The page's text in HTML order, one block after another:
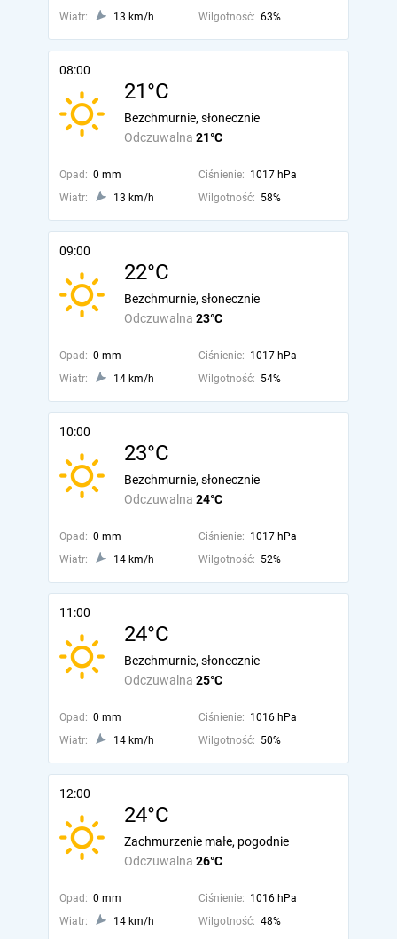
Wiatr: 13 km/h Wilgotność: 63%
08:00
21°C
Odczuwalna 21°C
Bezchmurnie, słonecznie
Opad: 0 mm Ciśnienie: 1017 hPa
Wiatr:
13 km/h Wilgotność: 58%
09:00
22°C
Odczuwalna 23°C
Bezchmurnie, słonecznie
Opad: 0 mm Ciśnienie: 1017 hPa
Wiatr:
14 km/h Wilgotność: 54%
10:00
23°C
Odczuwalna 24°C
Bezchmurnie, słonecznie
Opad: 0 mm Ciśnienie: 1017 hPa
Wiatr:
14 km/h Wilgotność: 52%
11:00
24°C
Odczuwalna 25°C
Bezchmurnie, słonecznie
Opad: 0 mm Ciśnienie: 1016 hPa
Wiatr:
14 km/h Wilgotność: 50%
12:00
24°C
Odczuwalna 26°C
Zachmurzenie małe, pogodnie
Opad: 0 mm Ciśnienie: 1016 hPa
Wiatr:
14 km/h Wilgotność: 48%